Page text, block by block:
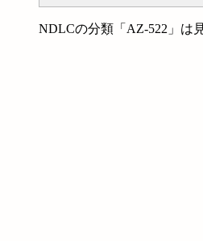
NDLCの分類「AZ-522」は